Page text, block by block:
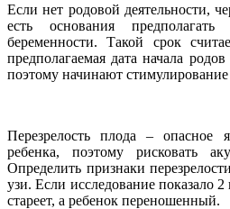
Если нет родовой деятельности,
есть основания
беременности. Такой срок
предполагаемая дата начала
поэтому начинают
Перезрелость плода –
ребенка, поэтому рисковать
Определить признаки
узи. Если исследование показало 2
стареет, а ребенок переношенный.